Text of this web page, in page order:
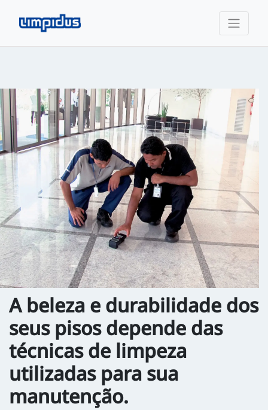
A beleza e durabilidade dos
seus pisos depende das
técnicas de limpeza
utilizadas para sua
manutenção.